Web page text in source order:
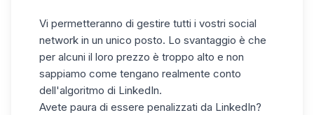
Vi permetteranno di gestire tutti i vostri social
network in un unico posto. Lo svantaggio è che
per alcuni il loro prezzo è troppo alto e non
sappiamo come tengano realmente conto
dell'algoritmo di LinkedIn.
Avete paura di essere penalizzati da LinkedIn?